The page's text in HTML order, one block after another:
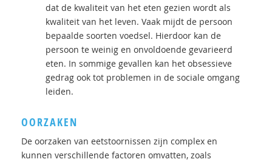
dat de kwaliteit van het eten gezien wordt als
kwaliteit van het leven. Vaak mijdt de persoon
bepaalde soorten voedsel. Hierdoor kan de
persoon te weinig en onvoldoende gevarieerd
eten. In sommige gevallen kan het obsessieve
gedrag ook tot problemen in de sociale omgang
leiden.
OORZAKEN
De oorzaken van eetstoornissen zijn complex en
kunnen verschillende factoren omvatten, zoals